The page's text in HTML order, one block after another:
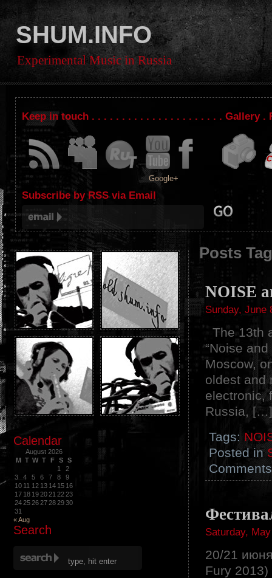
SHUM.INFO
Experimental Music in Russia
Keep in touch . . . . . . . . . . . . . . . . . . . . . . Gallery .
Google+
Subscribe by RSS via Email
Posts
NOISE
Sunday, June
The 13th
“Noise
Moscow,
oldest and
electronic,
Russia, […]
Tags:
Posted in
Saturday,
20/21
Fury 2013)
Calendar
August 2026
M T W T F S
S
1
2
3
4 5 6 7 8
9
10 11 12 13 14 15 16
17 18 192021 2223
24252627282930
31
« Aug
Search